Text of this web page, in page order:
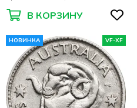
В КОРЗИНУ
НОВИНКА VF-XF